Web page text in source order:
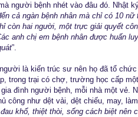
người bệnh nhét vào đâu đó. Nhật
cả ngàn bệnh nhân mà chỉ có 10
còn hai người, một trực giải quyết
anh chị em bệnh nhân được huấn
”.
là kiến trúc sư nên họ đã tổ
trong trại có chợ, trường học cấp
đình người bệnh, mỗi nhà một vẻ.
công như dệt vải, dệt chiếu, may,
khổ, thiệt thòi, sống cách biệt